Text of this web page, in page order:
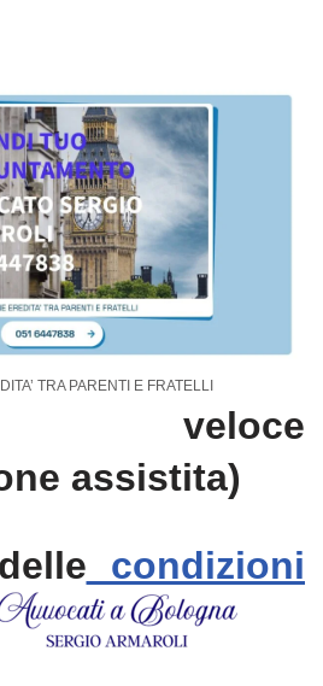
TRA PARENTI E FRATELLI
veloce
assistita)
condizioni